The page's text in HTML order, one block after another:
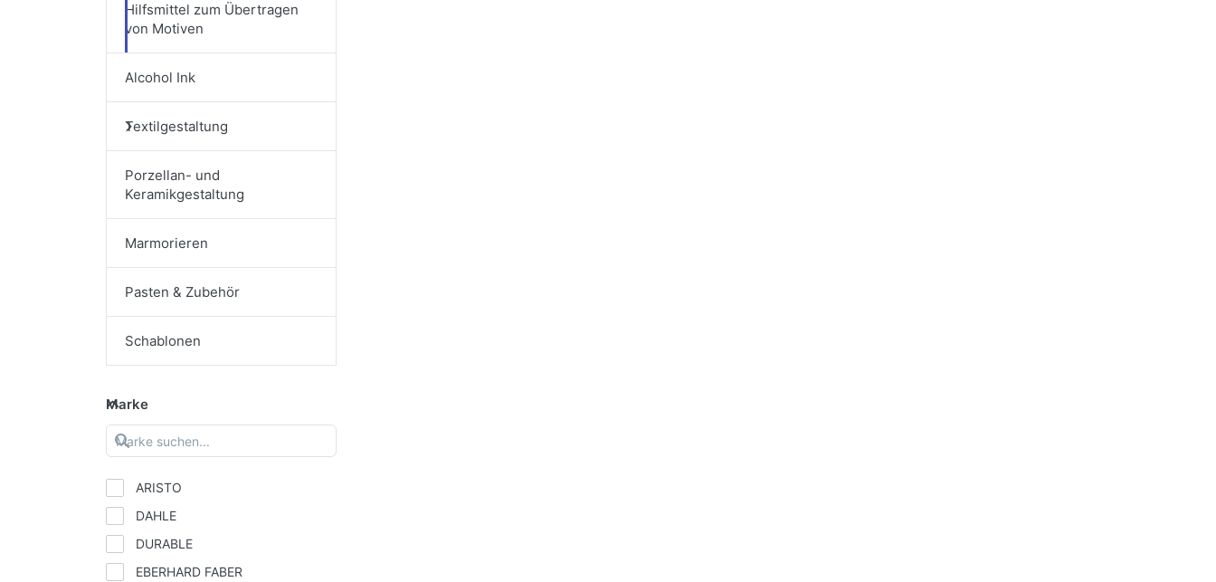
Hilfsmittel zum Übertragen
von Motiven
Alcohol Ink
Textilgestaltung
Porzellan- und
Keramikgestaltung
Marmorieren
Pasten & Zubehör
Schablonen
Marke
ARISTO
DAHLE
DURABLE
EBERHARD FABER